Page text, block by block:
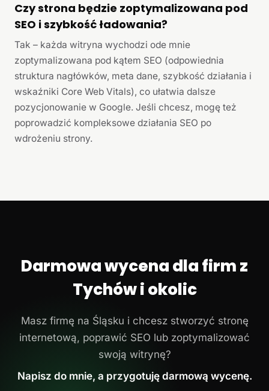
Czy strona będzie zoptymalizowana pod
SEO i szybkość ładowania?
Tak – każda witryna wychodzi ode mnie
zoptymalizowana pod kątem SEO (odpowiednia
struktura nagłówków, meta dane, szybkość działania i
wskaźniki Core Web Vitals), co ułatwia dalsze
pozycjonowanie w Google. Jeśli chcesz, mogę też
poprowadzić kompleksowe działania SEO po
wdrożeniu strony.
Darmowa wycena dla firm z
Tychów i okolic
Masz firmę na Śląsku i chcesz stworzyć stronę
internetową, poprawić SEO lub zoptymalizować
swoją witrynę?
Napisz do mnie, a przygotuję darmową wycenę.